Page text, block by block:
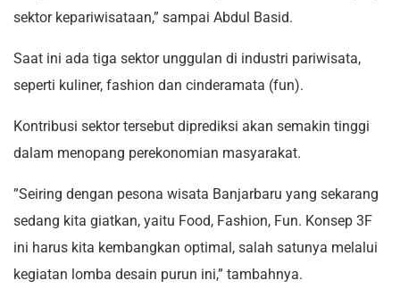
sektor kepariwisataan,” sampai Abdul Basid.
Saat ini ada tiga sektor unggulan di industri pariwisata,
seperti kuliner, fashion dan cinderamata (fun).
Kontribusi sektor tersebut diprediksi akan semakin tinggi
dalam menopang perekonomian masyarakat.
”Seiring dengan pesona wisata Banjarbaru yang sekarang
sedang kita giatkan, yaitu Food, Fashion, Fun. Konsep 3F
ini harus kita kembangkan optimal, salah satunya melalui
kegiatan lomba desain purun ini,” tambahnya.